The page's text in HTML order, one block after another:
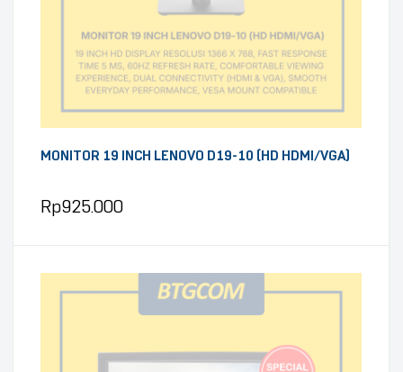
MONITOR 19 INCH LENOVO D19-10 (HD HDMI/VGA)
Rp925.000